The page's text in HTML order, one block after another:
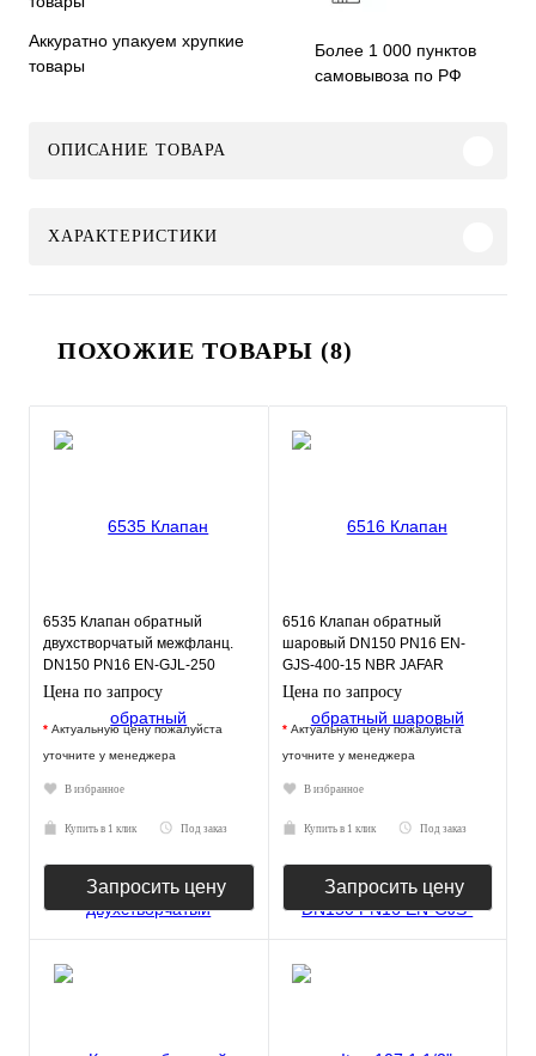
Аккуратно упакуем хрупкие
товары
Более 1 000 пунктов
самовывоза по РФ
ОПИСАНИЕ ТОВАРА
ХАРАКТЕРИСТИКИ
ПОХОЖИЕ ТОВАРЫ (8)
6535 Клапан обратный
двухстворчатый межфланц.
DN150 PN16 EN-GJL-250
нерж.сталь EPDM JAFAR
Цена по запросу
* Актуальную цену пожалуйста
уточните у менеджера
В избранное
Купить в 1 клик Под заказ
Запросить цену
6516 Клапан обратный
шаровый DN150 PN16 EN-
GJS-400-15 NBR JAFAR
Цена по запросу
* Актуальную цену пожалуйста
уточните у менеджера
В избранное
Купить в 1 клик Под заказ
Запросить цену